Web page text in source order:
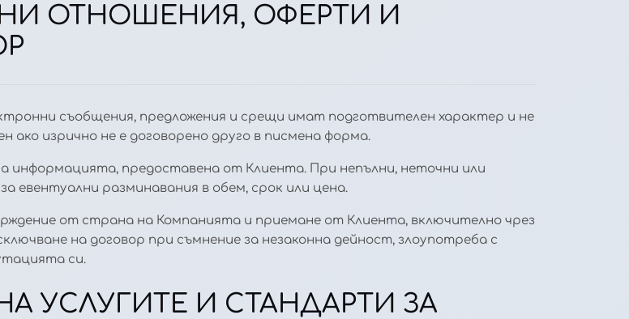
ОТНОШЕНИЯ, ОФЕРТИ И
съобщения, предложения и срещи имат подготвителен характер и не
ако изрично не е договорено друго в писмена форма.
информацията, предоставена от Клиента. При непълни, неточни или
евентуални разминавания в обем, срок или цена.
от страна на Компанията и приемане от Клиента, включително чрез
на договор при съмнение за незаконна дейност, злоупотреба с
си.
УСЛУГИТЕ И СТАНДАРТИ ЗА